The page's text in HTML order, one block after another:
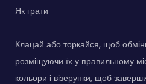
Як грати
Клацай або торкайся, щоб
розміщуючи їх у правильному
кольори і візерунки, щоб